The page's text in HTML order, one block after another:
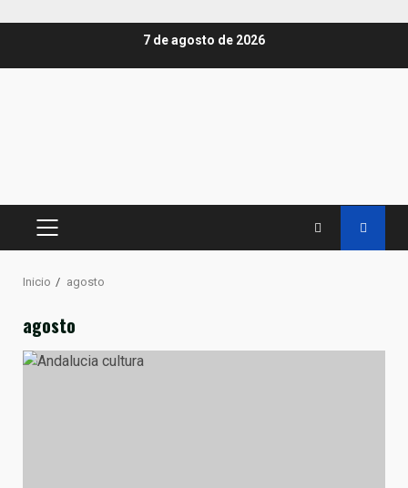
7 de agosto de 2026
MENÚ
Inicio agosto
agosto